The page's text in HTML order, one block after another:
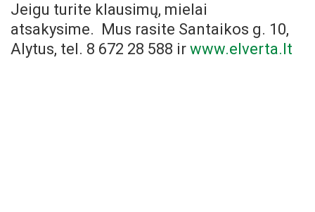
Jeigu turite klausimų, mielai
atsakysime. Mus rasite Santaikos g. 10,
Alytus, tel. 8 672 28 588 ir www.elverta.lt